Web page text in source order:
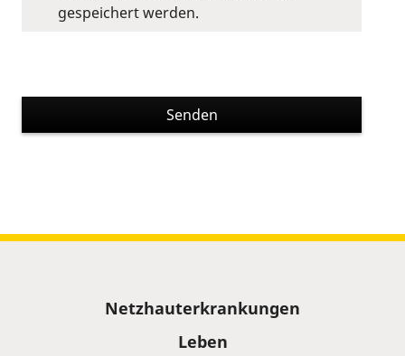
gespeichert werden.
Senden
Netzhauterkrankungen
Leben